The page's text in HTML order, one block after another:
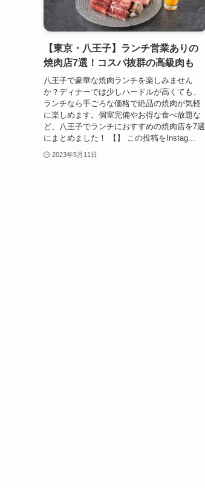
【東京・八王子】ランチ営業ありの
焼肉店7選！コスパ抜群の高級肉も
八王子で豪華な焼肉ランチを楽しみません
か？ディナーでは少しハードルが高くても、
ランチなら手ごろな価格で絶品の焼肉が気軽
に楽しめます。個室完備やお得な食べ放題な
ど、八王子でランチにおすすめの焼肉店を7選
にまとめました！ 【】 この投稿をInstag...
2023年5月11日